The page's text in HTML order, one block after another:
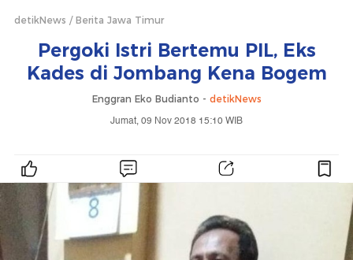
detikNews Berita Jawa Timur
Pergoki Istri Bertemu PIL, Eks
Kades di Jombang Kena Bogem
Enggran Eko Budianto - detikNews
Jumat, 09 Nov 2018 15:10 WIB